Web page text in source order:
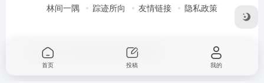
林间一隅 踪迹所向 友情链接 隐私政策
Copyright © 2026 冀ICP备16003819号
首页 投稿 我的